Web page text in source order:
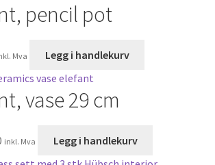
pencil pot
Mva Legg i handlekurv
vase 29 cm
inkl. Mva Legg i handlekurv